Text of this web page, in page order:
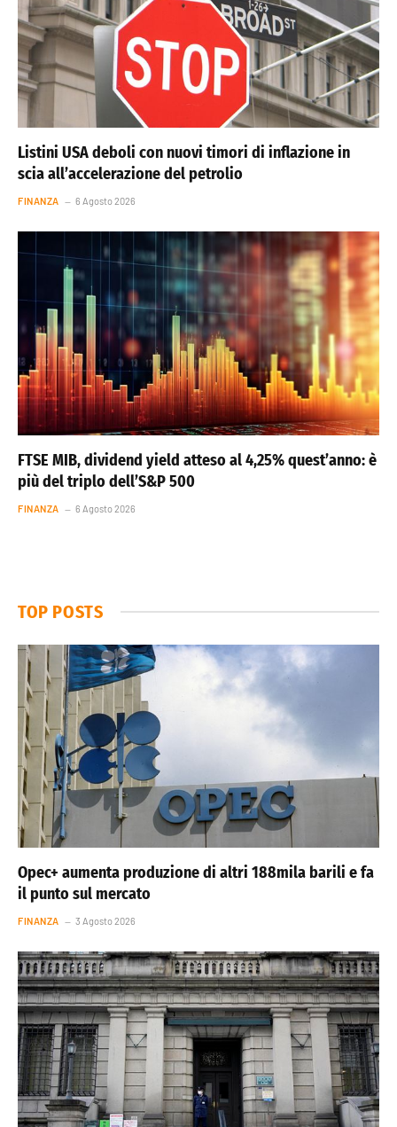
Listini USA deboli con nuovi timori di inflazione in
scia all’accelerazione del petrolio
FINANZA 6 Agosto 2026
FTSE MIB, dividend yield atteso al 4,25% quest’anno: è
più del triplo dell’S&P 500
FINANZA 6 Agosto 2026
TOP POSTS
Opec+ aumenta produzione di altri 188mila barili e fa
il punto sul mercato
FINANZA 3 Agosto 2026